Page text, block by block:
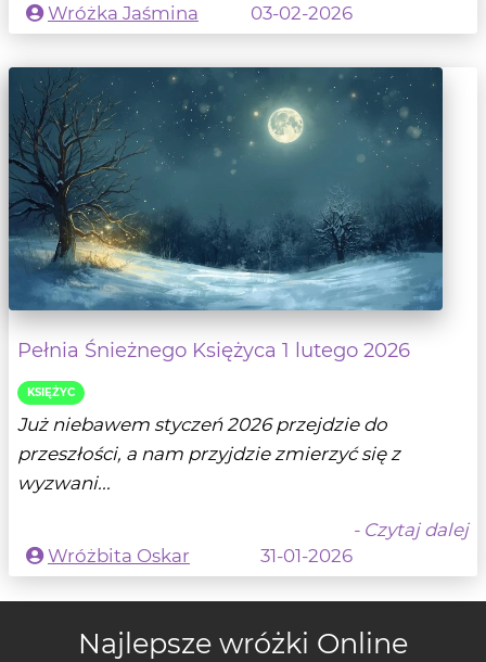
Wróżka Jaśmina
03-02-2026
Pełnia Śnieżnego Księżyca 1 lutego 2026
KSIĘŻYC
Już niebawem styczeń 2026 przejdzie do
przeszłości, a nam przyjdzie zmierzyć się z
wyzwani...
- Czytaj dalej
Wróżbita Oskar
31-01-2026
Najlepsze wróżki Online